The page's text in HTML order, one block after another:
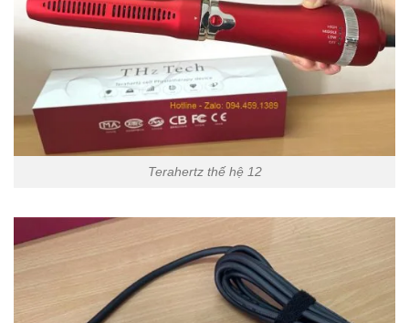
Terahertz thế hệ 12